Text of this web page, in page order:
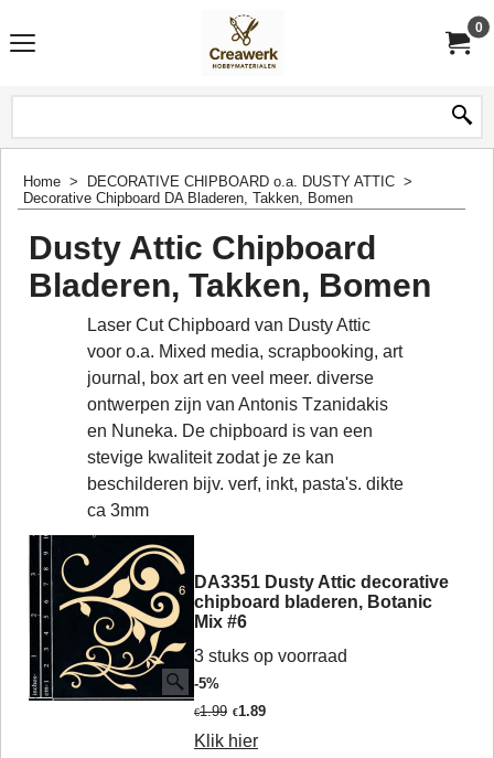
0
Home > DECORATIVE CHIPBOARD o.a. DUSTY ATTIC >
Decorative Chipboard DA Bladeren, Takken, Bomen
Dusty Attic Chipboard
Bladeren, Takken, Bomen
Laser Cut Chipboard van Dusty Attic
voor o.a. Mixed media, scrapbooking, art
journal, box art en veel meer. diverse
ontwerpen zijn van Antonis Tzanidakis
en Nuneka. De chipboard is van een
stevige kwaliteit zodat je ze kan
beschilderen bijv. verf, inkt, pasta's. dikte
ca 3mm
DA3351 Dusty Attic decorative
chipboard bladeren, Botanic
Mix #6
3 stuks op voorraad
-5%
€1.99 €1.89
Klik hier